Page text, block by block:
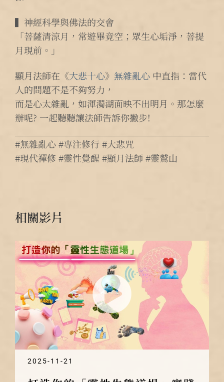
▍神經科學與佛法的交會
「菩薩清涼月，常遊畢竟空；眾生心垢淨，菩提
月現前。」
顯月法師在《大悲十心》 無雜亂心 中直指：當代
人的問題不是不夠努力，
而是心太雜亂，如渾濁湖面映不出明月。那怎麼
辦呢? 一起聽聽讓法師告訴你撇步!
#無雜亂心 #專注修行 #大悲咒
#現代禪修 #靈性覺醒 #顯月法師 #靈鷲山
相關影片
2025-11-21